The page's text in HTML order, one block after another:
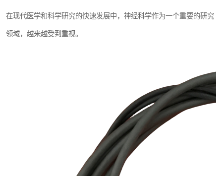
在现代医学和科学研究的快速发展中，神经科学作为一个重要的研究
领域，越来越受到重视。